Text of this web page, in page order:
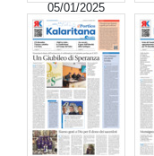
05/01/2025